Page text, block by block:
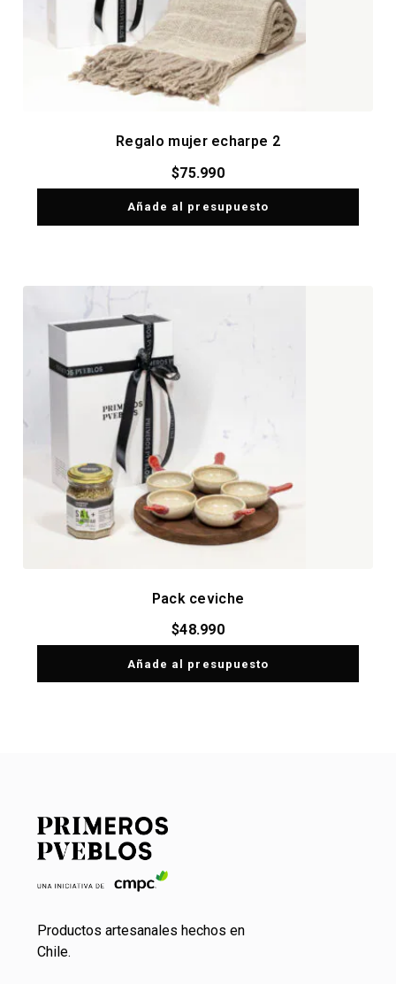
Regalo mujer echarpe 2
$75.990
Añade al presupuesto
Pack ceviche
$48.990
Añade al presupuesto
Productos artesanales hechos en
Chile.